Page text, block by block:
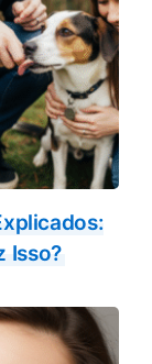
Isso?